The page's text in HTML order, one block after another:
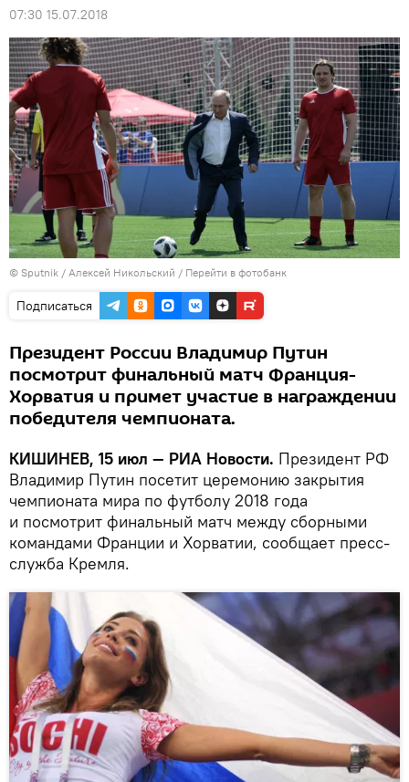
07:30 15.07.2018
© Sputnik / Алексей Никольский / Перейти в фотобанк
Подписаться
Президент России Владимир Путин
посмотрит финальный матч Франция-
Хорватия и примет участие в награждении
победителя чемпионата.
КИШИНЕВ, 15 июл — РИА Новости. Президент РФ
Владимир Путин посетит церемонию закрытия
чемпионата мира по футболу 2018 года
и посмотрит финальный матч между сборными
командами Франции и Хорватии, сообщает пресс-
служба Кремля.